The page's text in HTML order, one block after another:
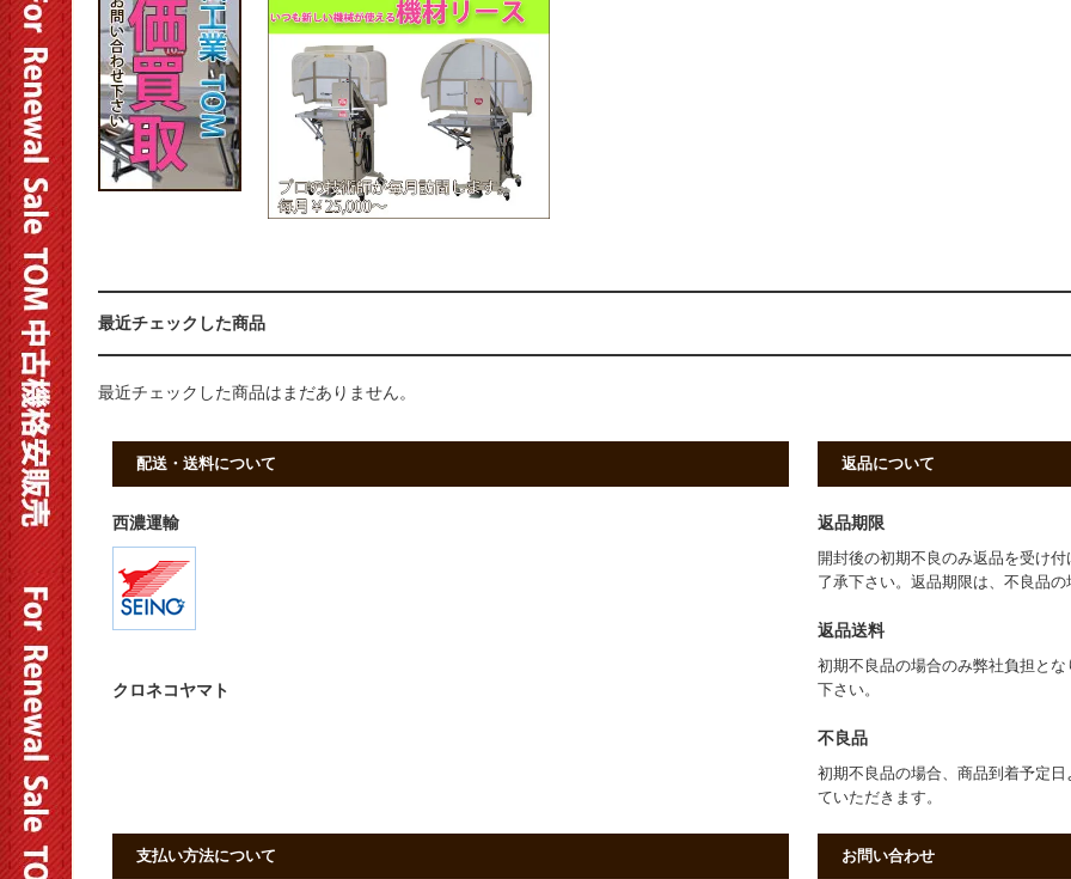
最近チェックした商品
最近チェックした商品はまだありません。
配送・送料について
西濃運輸
クロネコヤマト
返品について
返品期限
開封後の初期不良のみ返品を受け
了承下さい。返品期限は、不良品
返品送料
初期不良品の場合のみ弊社負担と
下さい。
不良品
初期不良品の場合、商品到着予定
ていただきます。
支払い方法について お問い合わせ